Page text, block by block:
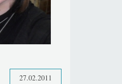
27.02.2011